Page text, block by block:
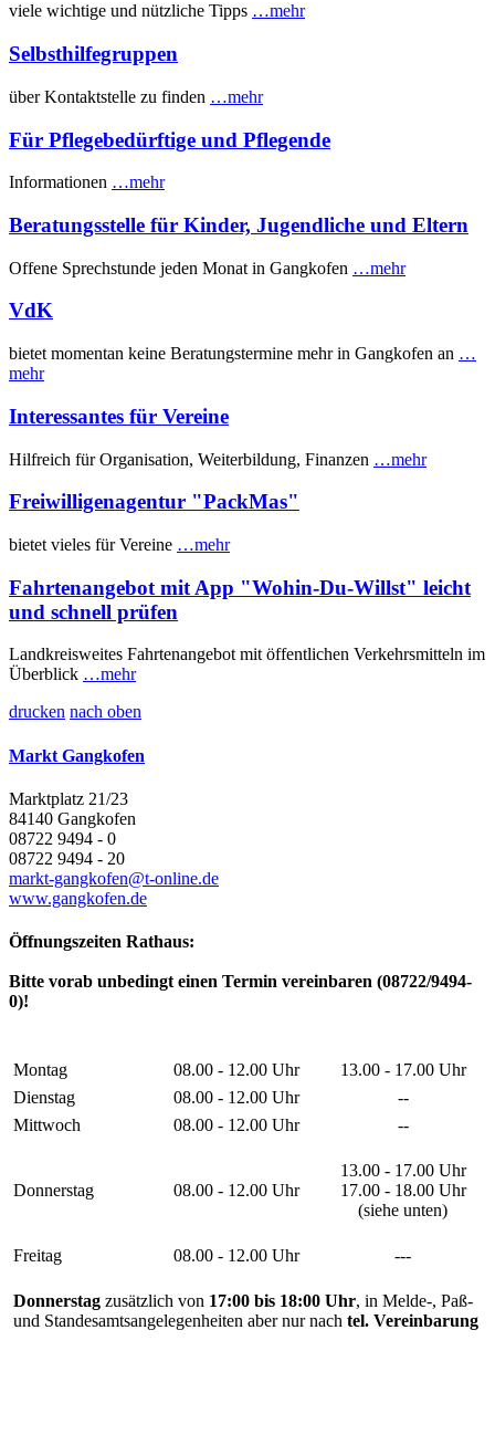
viele wichtige und nützliche Tipps …mehr
Selbsthilfegruppen
über Kontaktstelle zu finden …mehr
Für Pflegebedürftige und Pflegende
Informationen …mehr
Beratungsstelle für Kinder, Jugendliche und Eltern
Offene Sprechstunde jeden Monat in Gangkofen …mehr
VdK
bietet momentan keine Beratungstermine mehr in Gangkofen an …
mehr
Interessantes für Vereine
Hilfreich für Organisation, Weiterbildung, Finanzen …mehr
Freiwilligenagentur "PackMas"
bietet vieles für Vereine …mehr
Fahrtenangebot mit App "Wohin-Du-Willst" leicht
und schnell prüfen
Landkreisweites Fahrtenangebot mit öffentlichen Verkehrsmitteln im
Überblick …mehr
drucken nach oben
Markt Gangkofen
Marktplatz 21/23
84140 Gangkofen
08722 9494 - 0
08722 9494 - 20
markt-gangkofen@t-online.de
www.gangkofen.de
Öffnungszeiten Rathaus:
Bitte vorab unbedingt einen Termin vereinbaren (08722/9494-
0)!
Montag 08.00 - 12.00 Uhr
13.00 - 17.00 Uhr
Dienstag
08.00 - 12.00 Uhr
--
Mittwoch
08.00 - 12.00 Uhr --
Donnerstag 08.00 - 12.00 Uhr
13.00 - 17.00 Uhr
17.00 - 18.00 Uhr
(siehe unten)
Freitag 08.00 - 12.00 Uhr ---
Donnerstag zusätzlich von 17:00 bis 18:00 Uhr, in Melde-, Paß-
und Standesamtsangelegenheiten aber nur nach tel. Vereinbarung